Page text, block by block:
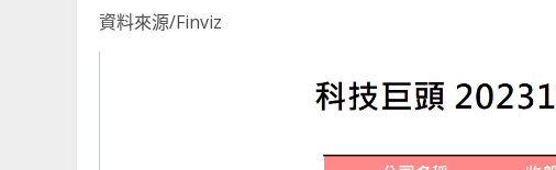
資料來源/Finviz